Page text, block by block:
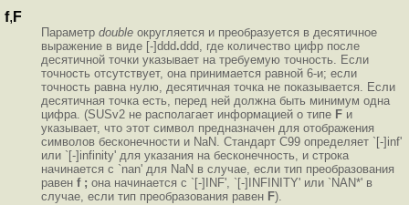
f, F
Параметр double округляется и преобразуется в десятичное
выражение в виде [-]ddd.ddd, где количество цифр после
десятичной точки указывает на требуемую точность. Если
точность отсутствует, она принимается равной 6-и; если
точность равна нулю, десятичная точка не показывается. Если
десятичная точка есть, перед ней должна быть минимум одна
цифра. (SUSv2 не располагает информацией о типе F и
указывает, что этот символ предназначен для отображения
символов бесконечности и NaN. Стандарт C99 определяет `[-]inf'
или `[-]infinity' для указания на бесконечность, и строка
начинается с `nan' для NaN в случае, если тип преобразования
равен f ; она начинается с `[-]INF', `[-]INFINITY' или `NAN*' в
случае, если тип преобразования равен F).